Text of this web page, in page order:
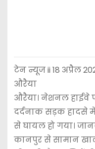
टेन न्यूज ii 18 अप्रैल
औरैया
औरैया। नेशनल हाईवे
दर्दनाक सड़क हादसे
से घायल हो गया।
कानपुर से सामान